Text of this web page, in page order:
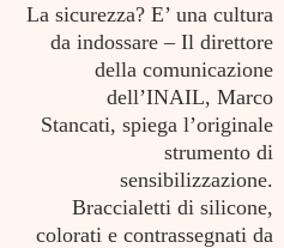
La sicurezza? E’ una cultura
da indossare – Il direttore
della comunicazione
dell’INAIL, Marco
Stancati, spiega l’originale
strumento di
sensibilizzazione.
Braccialetti di silicone,
colorati e contrassegnati da